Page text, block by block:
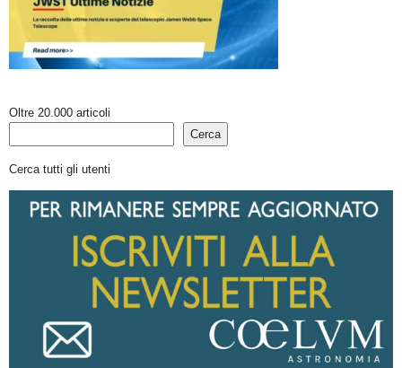
Oltre 20.000 articoli
Cerca
Cerca tutti gli utenti